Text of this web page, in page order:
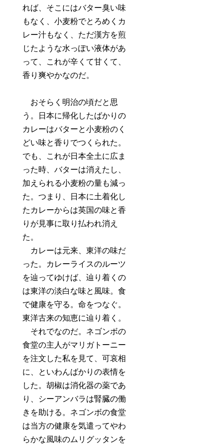
れば、そこにはバター臭い味
もなく、小麦粉でとろめくカ
レー汁もなく、ただ漢方を煎
じたような水っぽい液体があ
って、これが辛くて甘くて、
香り爽やかなのだ。
おそらく明治の頃だと思
う。日本に帰化したばかりの
カレーはバターと小麦粉のく
どい味と香りでつくられた。
でも、これが日本全土に広ま
った時、バターは消えたし、
加えられる小麦粉の量も減っ
た。つまり、日本に土着化し
たカレーからは英国の味と香
りが見事に取り払われ消え
た。
カレーは元来、東洋の味だ
った。カレーライスのルーツ
を辿ってゆけば、辿り着くの
は東洋の淡白な味と風味。食
で健康を守る。命をつなぐ。
東洋古来の知恵に辿り着く。
それでなのだ。ネゴンボの
食堂の主人がマリガトーニー
を注文した私を見て、可哀相
に、といわんばかりの表情を
した。胡椒は消化器の薬であ
り、シーアンバラは腎臓の働
きを助ける。ネゴンボの食堂
は当方の健康を気遣ってやわ
らかな風味のムリグッタンを